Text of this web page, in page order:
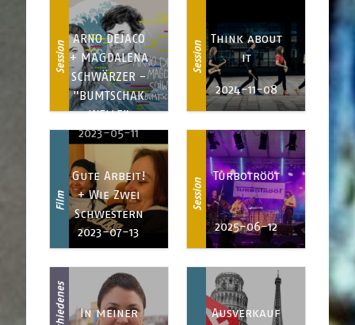
Session
ARNO DEJACO
+ MAGDALENA
SCHWÄRZER -
"BUMTSCHAK
WELLE"
2023-05-11
Session
Think about
it
2024-11-08
Film
Gute Arbeit!
+ Wie Zwei
Schwestern
2023-07-13
Session
Turbotrööt
2025-06-12
In meiner
Ausverkauf